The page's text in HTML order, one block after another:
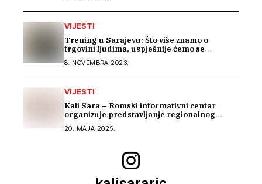
VIJESTI
Trening u Sarajevu: Što više znamo o
trgovini ljudima, uspješnije ćemo se
8. NOVEMBRA 2023.
VIJESTI
Kali Sara – Romski informativni centar
organizuje predstavljanje regionalnog
OF ROMA IN THE WESTERN BALKANS“
20. MAJA 2025.